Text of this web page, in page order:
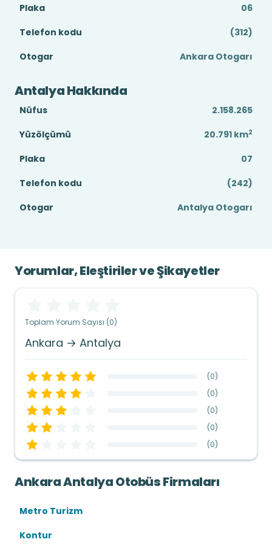
Plaka
06
Telefon kodu
(312)
Otogar
Ankara Otogarı
Antalya Hakkında
Nüfus
2.158.265
Yüzölçümü
20.791 km2
Plaka
07
Telefon kodu
(242)
Otogar
Antalya Otogarı
Yorumlar, Eleştiriler ve Şikayetler
Toplam Yorum Sayısı (0)
Ankara → Antalya
(0)
(0)
(0)
(0)
(0)
Ankara Antalya Otobüs Firmaları
Metro Turizm
Kontur